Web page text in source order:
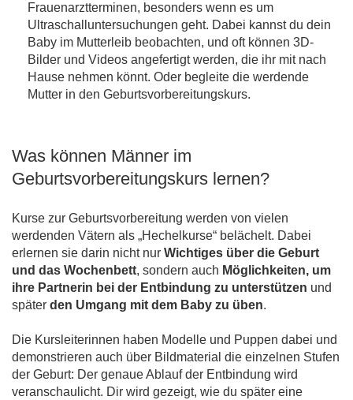
Frauenarztterminen, besonders wenn es um
Ultraschalluntersuchungen geht. Dabei kannst du dein
Baby im Mutterleib beobachten, und oft können 3D-
Bilder und Videos angefertigt werden, die ihr mit nach
Hause nehmen könnt. Oder begleite die werdende
Mutter in den Geburtsvorbereitungskurs.
Was können Männer im
Geburtsvorbereitungskurs lernen?
Kurse zur Geburtsvorbereitung werden von vielen
werdenden Vätern als „Hechelkurse“ belächelt. Dabei
erlernen sie darin nicht nur Wichtiges über die Geburt
und das Wochenbett, sondern auch Möglichkeiten, um
ihre Partnerin bei der Entbindung zu unterstützen und
später den Umgang mit dem Baby zu üben.
Die Kursleiterinnen haben Modelle und Puppen dabei und
demonstrieren auch über Bildmaterial die einzelnen Stufen
der Geburt: Der genaue Ablauf der Entbindung wird
veranschaulicht. Dir wird gezeigt, wie du später eine